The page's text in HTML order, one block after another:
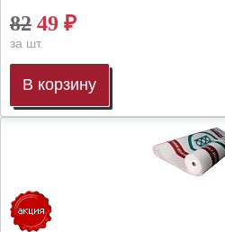
82 49 ₽
за шт.
В корзину